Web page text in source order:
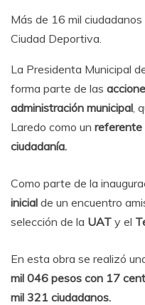
Más de 16 mil
Ciudad Deportiva.
La Presidenta Municipal
forma parte de las
administración municipal ,
Laredo como un referente
ciudadanía.
Como parte de la
inicial de un encuentro
selección de la UAT y el
En esta obra se realizó
mil 046 pesos con 17
mil 321 ciudadanos.